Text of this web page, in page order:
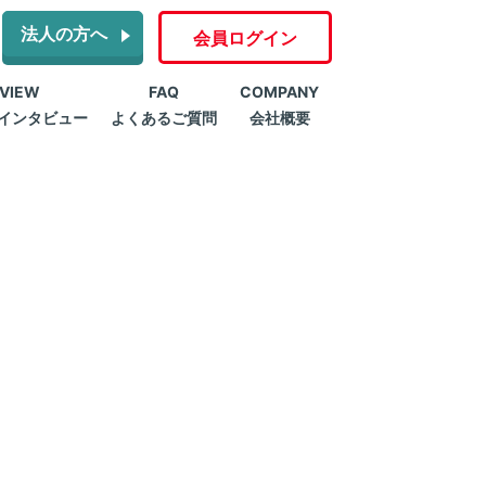
法人の方へ 会員ログイン
ンタビュー
FAQ
よくあるご質問
COMPANY
会社概要